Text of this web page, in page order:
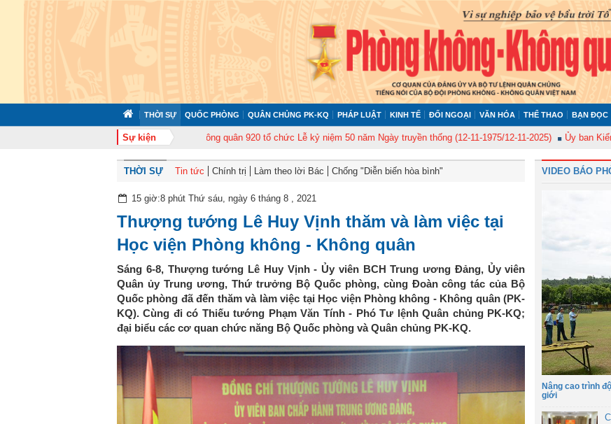
THỜI SỰ QUỐC PHÒNG QUÂN CHỦNG PK-KQ PHÁP LUẬT KINH TẾ ĐỐI NGOẠI VĂN HÓA THỂ THAO BẠN ĐỌC
Sự kiện
Trung đoàn Không quân 920 tổ chức Lễ kỷ niệm 50 năm Ngày truyền thống (12-11-1975/12-11-2025) Ủy ban Kiểm tra
THỜI SỰ Tin tức Chính trị Làm theo lời Bác Chống "Diễn biến hòa bình"
15 giờ:8 phút Thứ sáu, ngày 6 tháng 8 , 2021
Thượng tướng Lê Huy Vịnh thăm và làm việc tại
Học viện Phòng không - Không quân
Sáng 6-8, Thượng tướng Lê Huy Vịnh - Ủy viên BCH Trung ương Đảng, Ủy viên
Quân ủy Trung ương, Thứ trưởng Bộ Quốc phòng, cùng Đoàn công tác của Bộ
Quốc phòng đã đến thăm và làm việc tại Học viện Phòng không - Không quân (PK-
KQ). Cùng đi có Thiếu tướng Phạm Văn Tính - Phó Tư lệnh Quân chủng PK-KQ;
đại biểu các cơ quan chức năng Bộ Quốc phòng và Quân chủng PK-KQ.
VIDEO BÁO
Nâng cao trình
giới